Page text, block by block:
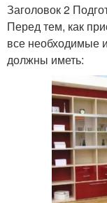
Заголовок 2
Перед тем, как
все необходимые
должны иметь: